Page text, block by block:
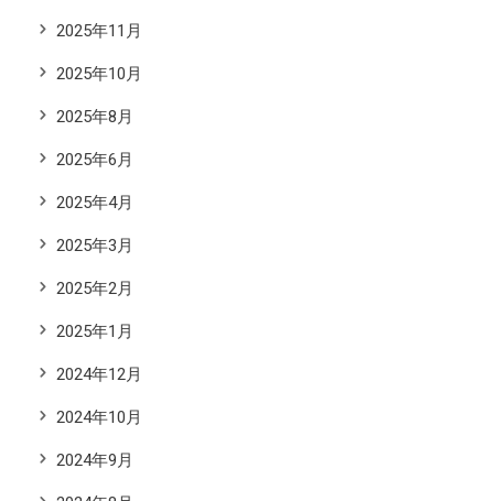
2025年11月
2025年10月
2025年8月
2025年6月
2025年4月
2025年3月
2025年2月
2025年1月
2024年12月
2024年10月
2024年9月